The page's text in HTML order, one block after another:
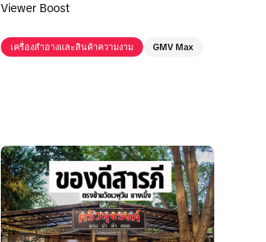
Viewer Boost
เครื่องสำอางและสินค้าความงาม GMV Max